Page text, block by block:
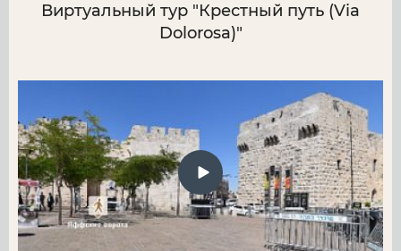
Виртуальный тур "Крестный путь (Via
Dolorosa)"